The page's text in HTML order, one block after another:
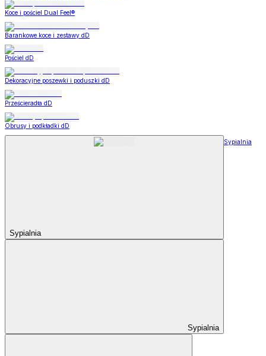
Koce i pościel Dual Feel®
Barankowe koce i zestawy dD
Pościel dD
Dekoracyjne poszewki i poduszki dD
Prześcieradła dD
Obrusy i podkładki dD
Sypialnia
Sypialnia
Sypialnia